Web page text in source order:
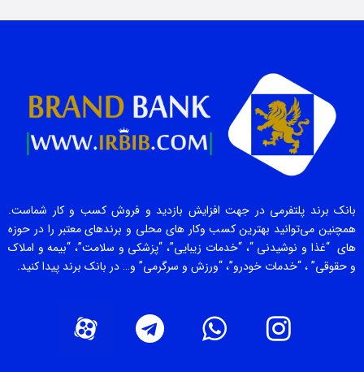
بانک برند پلتفرمی در جهت افزایش بازدید و فروش کسب و کار شماست.
همچنین می‌توانید بهترین کسب وکار های محلی و برندهای معتبر را در حوزه
های “غذا و نوشیدنی “، “خدمات زیبایی”، “پزشکی و سلامت”، “بیمه و املاک
و حقوقی” ، “خدمات خودرو”، “ورزش و سرگرمی” و… در بانک برند پیدا کنید.